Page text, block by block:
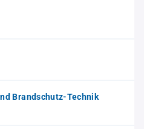
Brandschutz-Technik